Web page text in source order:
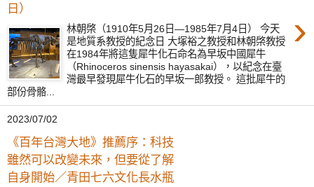
日）
›
林朝棨（1910年5月26日—1985年7月4日） 今天
是地質系教授的紀念日 大塚裕之教授和林朝棨教授
在1984年將這隻犀牛化石命名為早坂中國犀牛
（Rhinoceros sinensis hayasakai），以紀念在臺
灣最早發現犀牛化石的早坂一郎教授。 這批犀牛的
部份骨骼...
2023/07/02
《百年台灣大地》推薦序：科技
雖然可以改變未來，但要從了解
自身開始／青田七六文化長水瓶